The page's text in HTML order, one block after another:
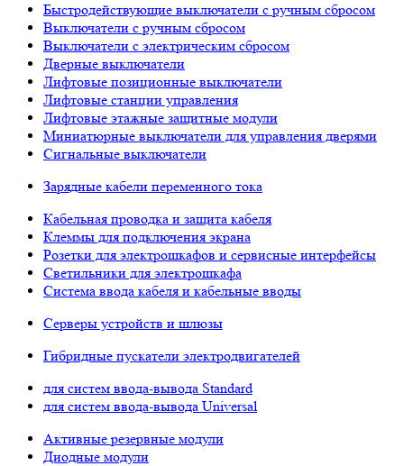
Быстродействующие выключатели с ручным сбросом
Выключатели с ручным сбросом
Выключатели с электрическим сбросом
Дверные выключатели
Лифтовые позиционные выключатели
Лифтовые станции управления
Лифтовые этажные защитные модули
Миниатюрные выключатели для управления дверями
Сигнальные выключатели
Зарядные кабели переменного тока
Кабельная проводка и защита кабеля
Клеммы для подключения экрана
Розетки для электрошкафов и сервисные интерфейсы
Светильники для электрошкафа
Система ввода кабеля и кабельные вводы
Серверы устройств и шлюзы
Гибридные пускатели электродвигателей
для систем ввода-вывода Standard
для систем ввода-вывода Universal
Активные резервные модули
Диодные модули